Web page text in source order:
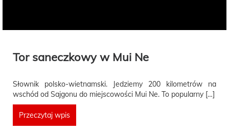
Tor saneczkowy w Mui Ne
Słownik polsko-wietnamski. Jedziemy 200 kilometrów na
wschód od Sajgonu do miejscowości Mui Ne. To popularny […]
Przeczytaj wpis